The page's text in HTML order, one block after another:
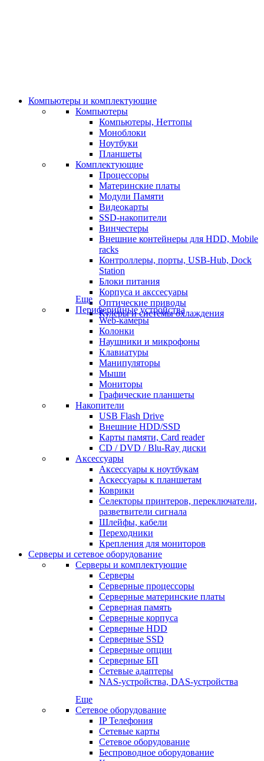
Компьютеры и комплектующие
Компьютеры
Компьютеры, Неттопы
Моноблоки
Ноутбуки
Планшеты
Комплектующие
Процессоры
Материнские платы
Модули Памяти
Видеокарты
SSD-накопители
Винчестеры
Внешние контейнеры для HDD, Mobile
racks
Контроллеры, порты, USB-Hub, Dock
Station
Блоки питания
Корпуса и акссесуары
Оптические приводы
Кулеры и системы охлаждения
Еще
Периферийные устройства
Web-камеры
Колонки
Наушники и микрофоны
Клавиатуры
Манипуляторы
Мыши
Мониторы
Графические планшеты
Накопители
USB Flash Drive
Внешние HDD/SSD
Карты памяти, Card reader
CD / DVD / Blu-Ray диски
Аксессуары
Аксессуары к ноутбукам
Аскессуары к планшетам
Коврики
Селекторы принтеров, переключатели,
разветвители сигнала
Шлейфы, кабели
Переходники
Крепления для мониторов
Серверы и сетевое оборудование
Серверы и комплектующие
Серверы
Серверные процессоры
Серверные материнские платы
Серверная память
Серверные корпуса
Серверные HDD
Серверные SSD
Серверные опции
Серверные БП
Сетевые адаптеры
NAS-устройства, DAS-устройства
Еще
Сетевое оборудование
IP Телефония
Сетевые карты
Сетевое оборудование
Беспроводное оборудование